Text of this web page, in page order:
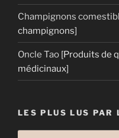
Champignons
champignons]
Oncle Tao [Produits de
médicinaux]
LES PLUS LUS PAR